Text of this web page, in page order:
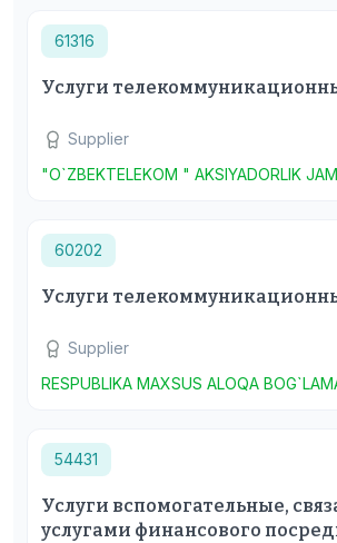
61316
Услуги
Supplier
"O`ZBEKTELEKOM " AKSIYADORLIK
60202
Услуги
Supplier
RESPUBLIKA MAXSUS ALOQA
54431
Услуги вспомогательные,
услугами финансового